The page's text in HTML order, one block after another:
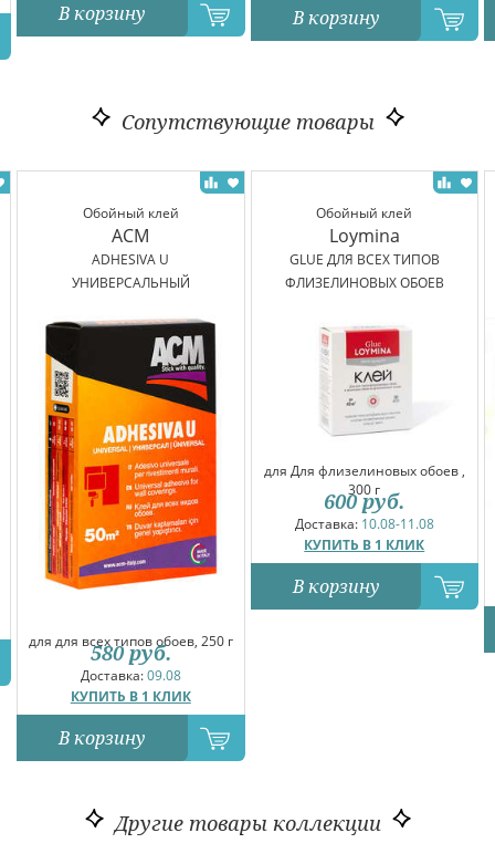
В корзину В корзину
Сопутствующие товары
Обойный клей
ACM
ADHESIVA U
УНИВЕРСАЛЬНЫЙ
для для всех типов обоев, 250 г
Доставка:09.08
КУПИТЬ В 1 КЛИК
580 руб.
В корзину
Обойный клей
Loymina
GLUE ДЛЯ ВСЕХ ТИПОВ
ФЛИЗЕЛИНОВЫХ ОБОЕВ
для Для флизелиновых обоев ,
300 г
Доставка: 10.08-11.08
КУПИТЬ В 1 КЛИК
600 руб.
В корзину
Другие товары коллекции